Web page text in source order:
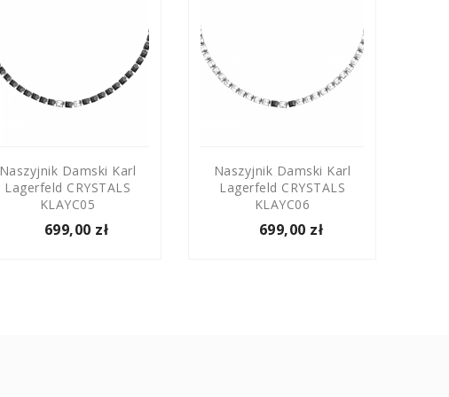
Naszyjnik Damski Karl
Lagerfeld CRYSTALS
KLAYC05
699,00 zł
Naszyjnik Damski Karl
Lagerfeld CRYSTALS
KLAYC06
699,00 zł